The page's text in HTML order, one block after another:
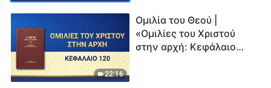
22:16
Ομιλία του Θεού |
«Ομιλίες του Χριστού
στην αρχή: Κεφάλαιο